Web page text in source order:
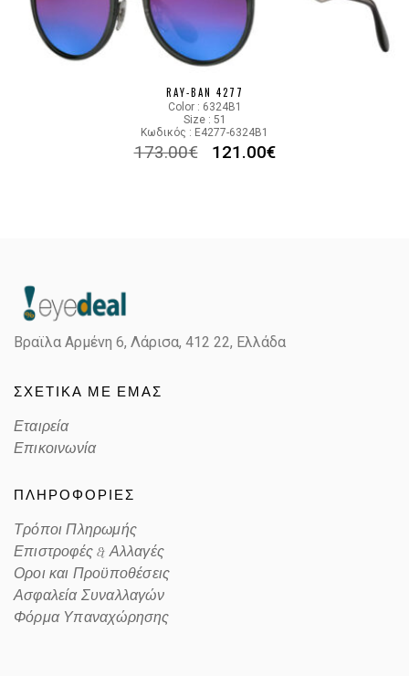
Lens Color MIRROR GOLD,BROWN
Color code 601/5A
RAY-BAN 4277
Color : 6324B1
Size : 51
Κωδικός : E4277-6324B1
173.00€ 121.00€
Βραϊλα Αρμένη 6, Λάρισα, 412 22, Ελλάδα
ΣΧΕΤΙΚΑ ΜΕ ΕΜΑΣ
Εταιρεία
Επικοινωνία
ΠΛΗΡΟΦΟΡΙΕΣ
Τρόποι Πληρωμής
Επιστροφές & Αλλαγές
Οροι και Προϋποθέσεις
Ασφαλεία Συναλλαγών
Φόρμα Υπαναχώρησης